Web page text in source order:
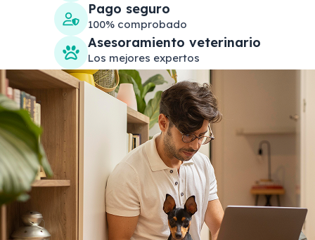
Pago seguro
100% comprobado
Asesoramiento veterinario
Los mejores expertos
Search products